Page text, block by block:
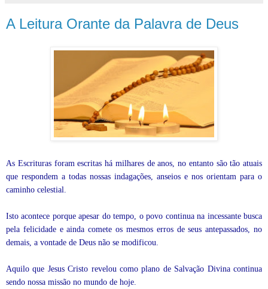
A Leitura Orante da Palavra de Deus
As Escrituras foram escritas há milhares de anos, no entanto são tão atuais
que respondem a todas nossas indagações, anseios e nos orientam para o
caminho celestial.
Isto acontece porque apesar do tempo, o povo continua na incessante busca
pela felicidade e ainda comete os mesmos erros de seus antepassados, no
demais, a vontade de Deus não se modificou.
Aquilo que Jesus Cristo revelou como plano de Salvação Divina continua
sendo nossa missão no mundo de hoje.